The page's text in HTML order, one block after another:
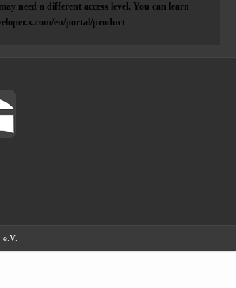
need a different access level. You can learn
en/portal/product